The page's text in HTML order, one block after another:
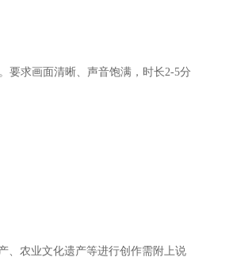
要求画面清晰、声音饱满，时长2-5分
、农业文化遗产等进行创作需附上说